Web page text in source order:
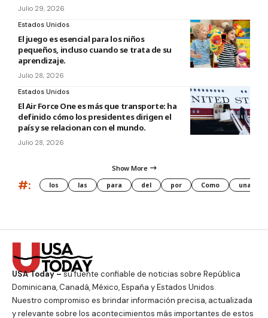
Julio 29, 2026
Estados Unidos
El juego es esencial para los niños
pequeños, incluso cuando se trata de su
aprendizaje.
Julio 28, 2026
Estados Unidos
El Air Force One es más que transporte: ha
definido cómo los presidentes dirigen el
país y se relacionan con el mundo.
Julio 28, 2026
Show More
#: los las para del por Como una
USA Today –su fuente confiable de noticias sobre República
Dominicana, Canadá, México, España y Estados Unidos.
Nuestro compromiso es brindar información precisa, actualizada
y relevante sobre los acontecimientos más importantes de estos